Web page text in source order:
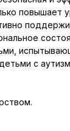
повышает
с